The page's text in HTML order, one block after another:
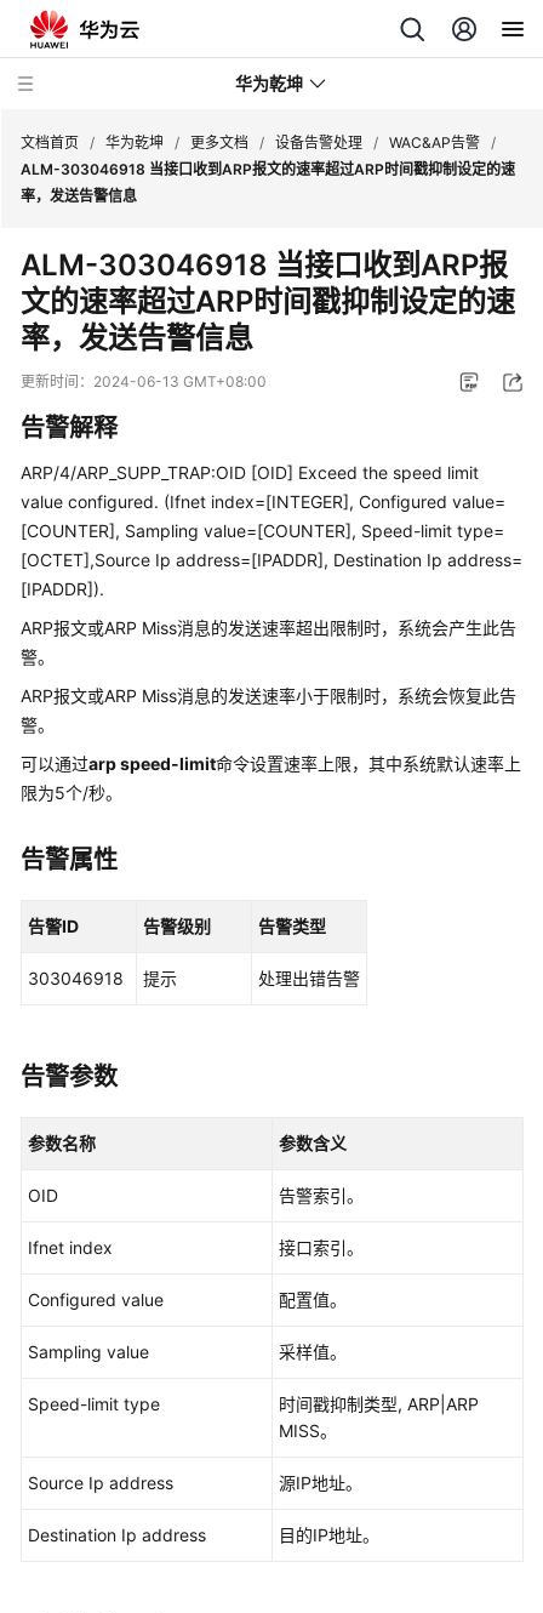
华为乾坤
云
服
务
云
理
网
络
华
为
乾
坤
方
华
坤
为
户
共
作
华
乾
MSP
作
多
档
文档首页 / 华为乾坤 / 更多文档 / 设备告警处理 / WAC&AP告警 /
ALM-303046918 当接口收到ARP报文的速率超过ARP时间戳抑制设定的速
率，发送告警信息
ALM-303046918 当接口收到ARP报
文的速率超过ARP时间戳抑制设定的速
率，发送告警信息
更新时间： 2024-06-13 GMT+08:00
告警解释
ARP/4/ARP_SUPP_TRAP:OID [OID] Exceed the speed limit
value configured. (Ifnet index=[INTEGER], Configured value=
[COUNTER], Sampling value=[COUNTER], Speed-limit type=
[OCTET],Source Ip address=[IPADDR], Destination Ip address=
[IPADDR]).
ARP报文或ARP Miss消息的发送速率超出限制时，系统会产生此告
警。
ARP报文或ARP Miss消息的发送速率小于限制时，系统会恢复此告
警。
可以通过arp speed-limit命令设置速率上限，其中系统默认速率上
限为5个/秒。
告警属性
告警ID 告警级别 告警类型
303046918 提示 处理出错告警
告警参数
参数名称 参数含义
OID 告警索引。
Ifnet index 接口索引。
Configured value 配置值。
Sampling value 采样值。
Speed-limit type
时间戳抑制类型, ARP|ARP
MISS。
Source Ip address 源IP地址。
Destination Ip address 目的IP地址。